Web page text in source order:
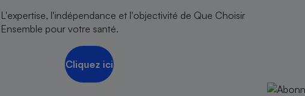
L'expertise, l'indépendance et l'objectivité de Que Choisir
Ensemble pour votre santé.
Cliquez ici